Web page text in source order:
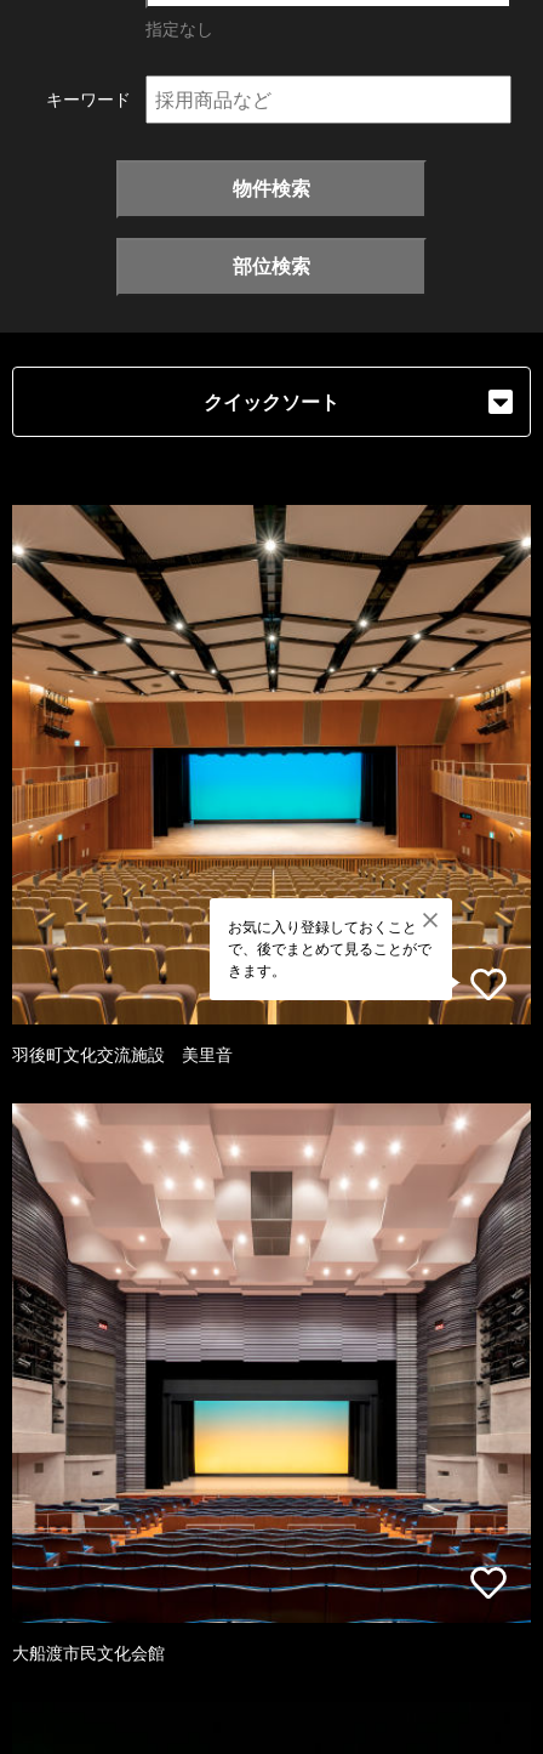
指定なし
キーワード
物件検索
部位検索
クイックソート
お気に入り登録しておくこと
で、後でまとめて見ることがで
きます。
羽後町文化交流施設 美里音
大船渡市民文化会館